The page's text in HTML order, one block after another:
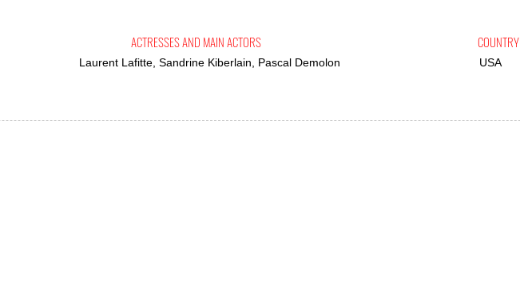
ACTRESSES AND MAIN ACTORS
Laurent Lafitte, Sandrine Kiberlain, Pascal Demolon
COUNTRY
USA